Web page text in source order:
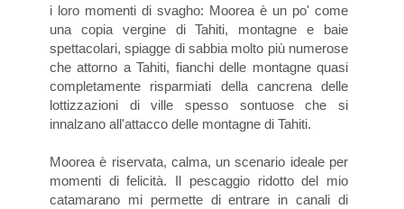
i loro momenti di svagho: Moorea è un po' come
una copia vergine di Tahiti, montagne e baie
spettacolari, spiagge di sabbia molto più numerose
che attorno a Tahiti, fianchi delle montagne quasi
completamente risparmiati della cancrena delle
lottizzazioni di ville spesso sontuose che si
innalzano all'attacco delle montagne di Tahiti.
Moorea è riservata, calma, un scenario ideale per
momenti di felicità. Il pescaggio ridotto del mio
catamarano mi permette di entrare in canali di